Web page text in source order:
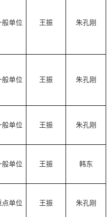
般单位 王振 朱孔刚
般单位 王振 朱孔刚
般单位 王振 朱孔刚
般单位 王振 韩东
点单位 王振 朱孔刚